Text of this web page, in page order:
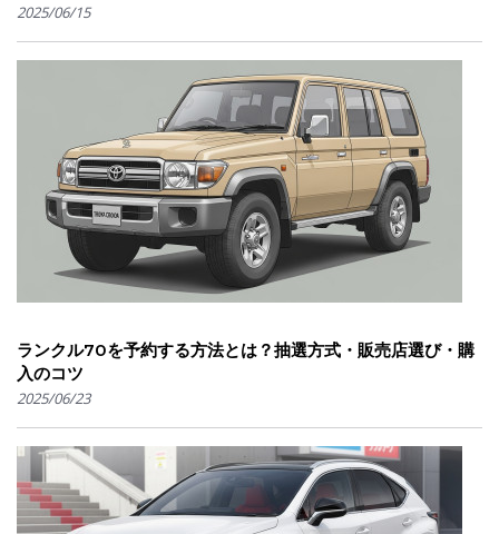
2025/06/15
ランクル70を予約する方法とは？抽選方式・販売店選び・購
入のコツ
2025/06/23